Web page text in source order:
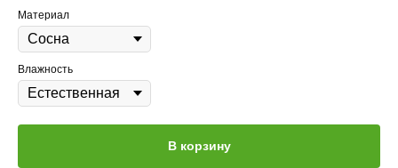
Материал
Влажность
В корзину